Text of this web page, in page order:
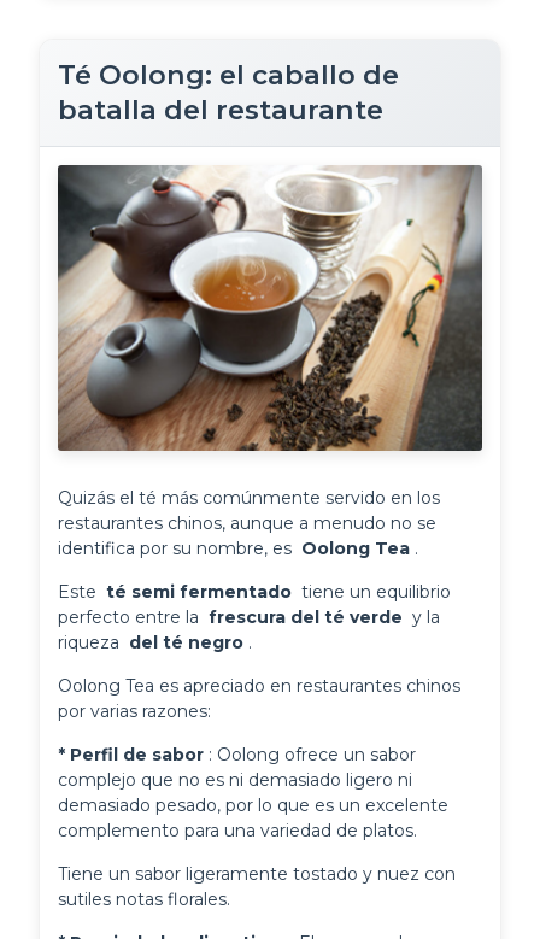
Té Oolong: el caballo de
batalla del restaurante
Quizás el té más comúnmente servido en los
restaurantes chinos, aunque a menudo no se
identifica por su nombre, es Oolong Tea .
Este té semi fermentado tiene un equilibrio
perfecto entre la frescura del té verde y la
riqueza del té negro .
Oolong Tea es apreciado en restaurantes chinos
por varias razones:
* Perfil de sabor : Oolong ofrece un sabor
complejo que no es ni demasiado ligero ni
demasiado pesado, por lo que es un excelente
complemento para una variedad de platos.
Tiene un sabor ligeramente tostado y nuez con
sutiles notas florales.